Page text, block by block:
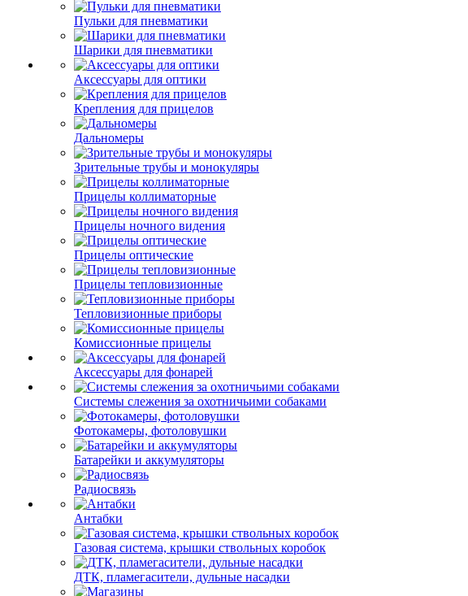
Пульки для пневматики
Шарики для пневматики
Аксессуары для оптики
Крепления для прицелов
Дальномеры
Зрительные трубы и монокуляры
Прицелы коллиматорные
Прицелы ночного видения
Прицелы оптические
Прицелы тепловизионные
Тепловизионные приборы
Комиссионные прицелы
Аксессуары для фонарей
Системы слежения за охотничьими собаками
Фотокамеры, фотоловушки
Батарейки и аккумуляторы
Радиосвязь
Антабки
Газовая система, крышки ствольных коробок
ДТК, пламегасители, дульные насадки